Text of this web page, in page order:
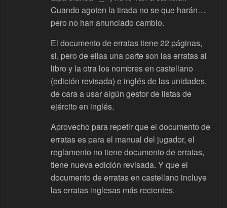
Cuando agoten la tirada no se que harán…
pero no han anunciado cambio.
El documento de erratas tiene 22 páginas,
si, pero de ellas una parte son las erratas al
libro y la otra los nombres en castellano
(edición revisada) e inglés de las unidades,
de cara a usar algún gestor de listas de
ejército en inglés.
Aprovecho para repetir que el documento de
erratas es para el manual del jugador, el
reglamento no tiene documento de erratas,
tiene nueva edición revisada. Y que el
documento de erratas en castellano incluye
las erratas inglesas más recientes.